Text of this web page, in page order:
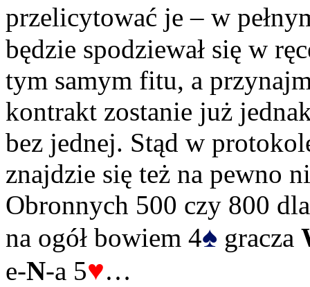
przelicytować je – w
będzie spodziewał się w
tym samym fitu, a
kontrakt zostanie już
bez jednej. Stąd w
znajdzie się też na pewno
Obronnych 500 czy 800
na ogół bowiem 4♠ gracza
e-N-a 5♥…